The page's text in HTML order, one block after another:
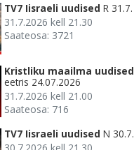
TV7 Iisraeli uudised R 31.7.
31.7.2026 kell 21.30
Saateosa: 3721
Kristliku maailma uudised
eetris 24.07.2026
31.7.2026 kell 21.00
Saateosa: 716
TV7 Iisraeli uudised N 30.7.